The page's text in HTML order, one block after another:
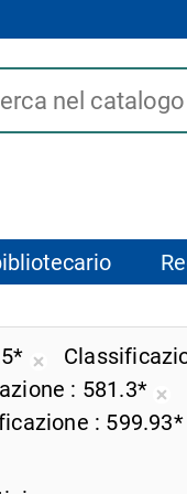
su "Catalogo"
Rimuovi
dalla
ricerca
581.3*
599.93*